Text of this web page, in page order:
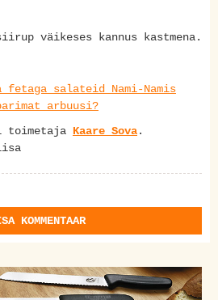
väikeses kannus kastmena.
salateid Nami-Namis
arbuusi?
toimetaja Kaare Sova.
KOMMENTAAR